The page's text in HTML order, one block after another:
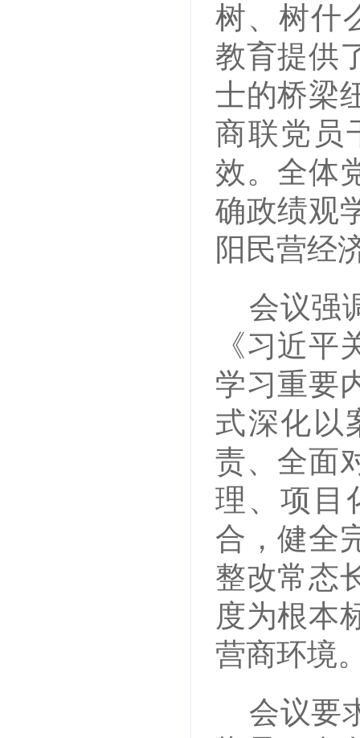
树、树什
教育提供
士的桥梁
商联党员
效。全体
确政绩观
阳民营经
会议强
《习近
学习重要
式深化以
责、全面
理、项目
合，健全
整改常态
度为根本
营商环境
会议要